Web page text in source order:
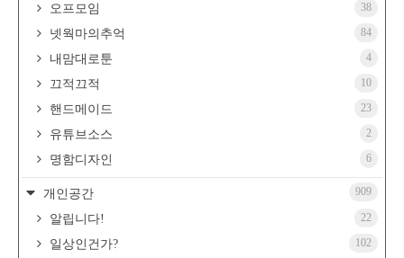
오프모임 38
넷웍마의추억 84
내맘대로툰 4
끄적끄적 10
핸드메이드 23
유튜브소스 2
명함디자인 6
개인공간 909
알립니다! 22
일상인건가? 102